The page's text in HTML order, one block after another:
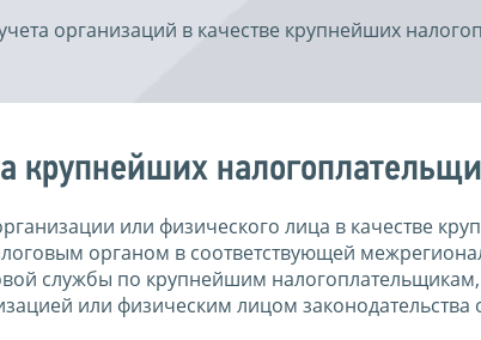
организаций в качестве крупнейших
крупнейших
или физического лица в качестве
органом в соответствующей
службы по крупнейшим
или физическим лицом законодательства